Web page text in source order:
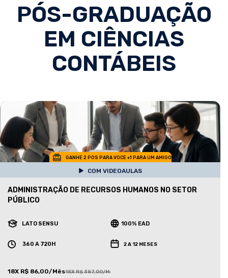
PÓS-GRADUAÇÃO
EM CIÊNCIAS
CONTÁBEIS
GANHE 2 POS PARA VOCE +1 PARA UM AMIGO
COM VIDEOAULAS
ADMINISTRAÇÃO DE RECURSOS HUMANOS NO SETOR
PÚBLICO
LATO SENSU 100% EAD
360 A 720H 2 A 12 MESES
18X R$ 86,00/Mês18X R$ 387,00/Mês